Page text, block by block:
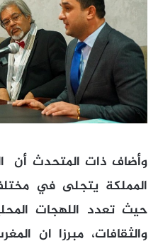
وأضاف ذات المتحدث أن
المملكة يتجلى في
حيث تعدد اللهجات
والثقافات، مبرزا ان